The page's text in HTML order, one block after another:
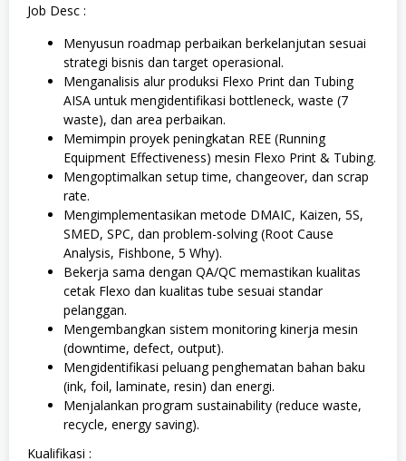
Job Desc :
Menyusun roadmap perbaikan berkelanjutan sesuai
strategi bisnis dan target operasional.
Menganalisis alur produksi Flexo Print dan Tubing
AISA untuk mengidentifikasi bottleneck, waste (7
waste), dan area perbaikan.
Memimpin proyek peningkatan REE (Running
Equipment Effectiveness) mesin Flexo Print & Tubing.
Mengoptimalkan setup time, changeover, dan scrap
rate.
Mengimplementasikan metode DMAIC, Kaizen, 5S,
SMED, SPC, dan problem-solving (Root Cause
Analysis, Fishbone, 5 Why).
Bekerja sama dengan QA/QC memastikan kualitas
cetak Flexo dan kualitas tube sesuai standar
pelanggan.
Mengembangkan sistem monitoring kinerja mesin
(downtime, defect, output).
Mengidentifikasi peluang penghematan bahan baku
(ink, foil, laminate, resin) dan energi.
Menjalankan program sustainability (reduce waste,
recycle, energy saving).
Kualifikasi :